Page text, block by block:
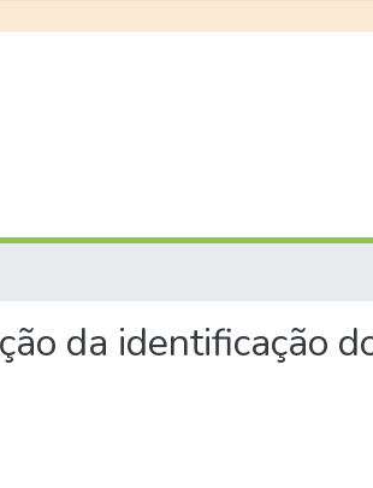
da identificação